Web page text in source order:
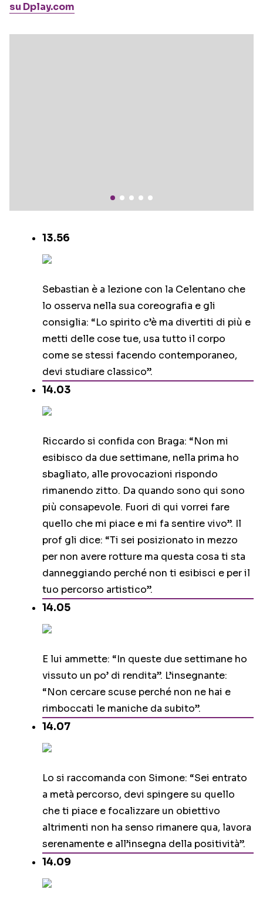
su Dplay.com
13.56
Sebastian è a lezione con la Celentano che
lo osserva nella sua coreografia e gli
consiglia: “Lo spirito c’è ma divertiti di più e
metti delle cose tue, usa tutto il corpo
come se stessi facendo contemporaneo,
devi studiare classico”.
14.03
Riccardo si confida con Braga: “Non mi
esibisco da due settimane, nella prima ho
sbagliato, alle provocazioni rispondo
rimanendo zitto. Da quando sono qui sono
più consapevole. Fuori di qui vorrei fare
quello che mi piace e mi fa sentire vivo”. Il
prof gli dice: “Ti sei posizionato in mezzo
per non avere rotture ma questa cosa ti sta
danneggiando perché non ti esibisci e per il
tuo percorso artistico”.
14.05
E lui ammette: “In queste due settimane ho
vissuto un po’ di rendita”. L’insegnante:
“Non cercare scuse perché non ne hai e
rimboccati le maniche da subito”.
14.07
Lo si raccomanda con Simone: “Sei entrato
a metà percorso, devi spingere su quello
che ti piace e focalizzare un obiettivo
altrimenti non ha senso rimanere qua, lavora
serenamente e all’insegna della positività”.
14.09